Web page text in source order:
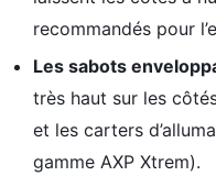
recommandés pour
Les sabots
très haut sur les
et les carters
gamme AXP Xtrem).